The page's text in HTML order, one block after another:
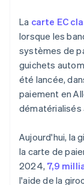
La carte EC
lorsque les
systèmes de
guichets
été lancée,
paiement en
dématérialisés
Aujourd'hui, la
la carte de
2024, 7,9
l'aide de la